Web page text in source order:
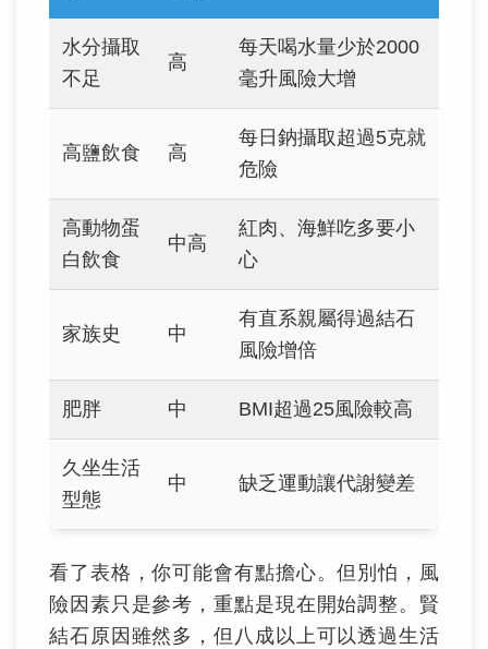
水分攝取
不足
高
每天喝水量少於2000
毫升風險大增
高鹽飲食 高
每日鈉攝取超過5克就
危險
高動物蛋
白飲食
中高
紅肉、海鮮吃多要小
心
家族史 中
有直系親屬得過結石
風險增倍
肥胖 中 BMI超過25風險較高
久坐生活
型態
中 缺乏運動讓代謝變差
看了表格，你可能會有點擔心。但別怕，風
險因素只是參考，重點是現在開始調整。賢
結石原因雖然多，但八成以上可以透過生活